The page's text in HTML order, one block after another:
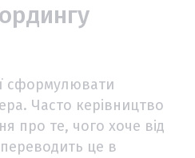
сформулювати
Часто керівництво
про те, чого хоче від
це в